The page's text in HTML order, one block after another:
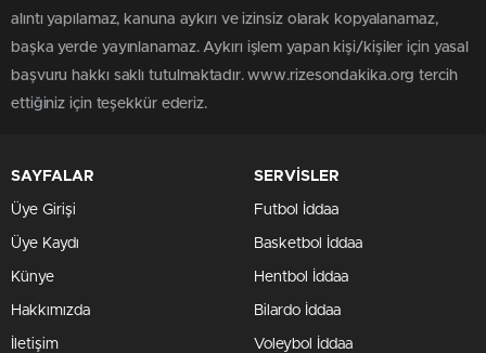
alıntı yapılamaz, kanuna aykırı ve izinsiz olarak kopyalanamaz,
başka yerde yayınlanamaz. Aykırı işlem yapan kişi/kişiler için yasal
başvuru hakkı saklı tutulmaktadır. www.rizesondakika.org tercih
ettiğiniz için teşekkür ederiz.
SAYFALAR
Üye Girişi
Üye Kaydı
Künye
Hakkımızda
İletişim
SERVİSLER
Futbol İddaa
Basketbol İddaa
Hentbol İddaa
Bilardo İddaa
Voleybol İddaa